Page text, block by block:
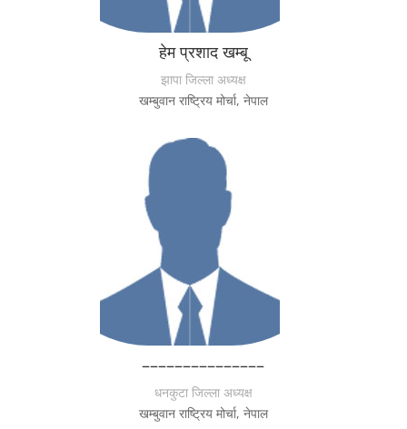
हेम प्रशाद खम्बू
झापा जिल्ला अध्यक्ष
खम्बुवान राष्ट्रिय मोर्चा, नेपाल
–––––––––––––––
धनकुटा जिल्ला अध्यक्ष
खम्बुवान राष्ट्रिय मोर्चा, नेपाल